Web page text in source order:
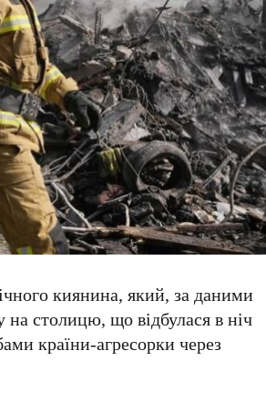
киянина, який, за даними
на столицю, що відбулася в ніч
країни-агресорки через